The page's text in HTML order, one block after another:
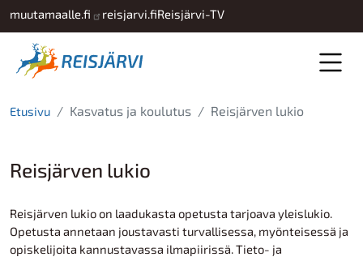
Hyppää pääsisältöön
muutamaalle.fi reisjarvi.fiReisjärvi-TV
Etusivu Kasvatus ja koulutus Reisjärven lukio
Reisjärven lukio
Reisjärven lukio on laadukasta opetusta tarjoava yleislukio.
Opetusta annetaan joustavasti turvallisessa, myönteisessä ja
opiskelijoita kannustavassa ilmapiirissä. Tieto- ja